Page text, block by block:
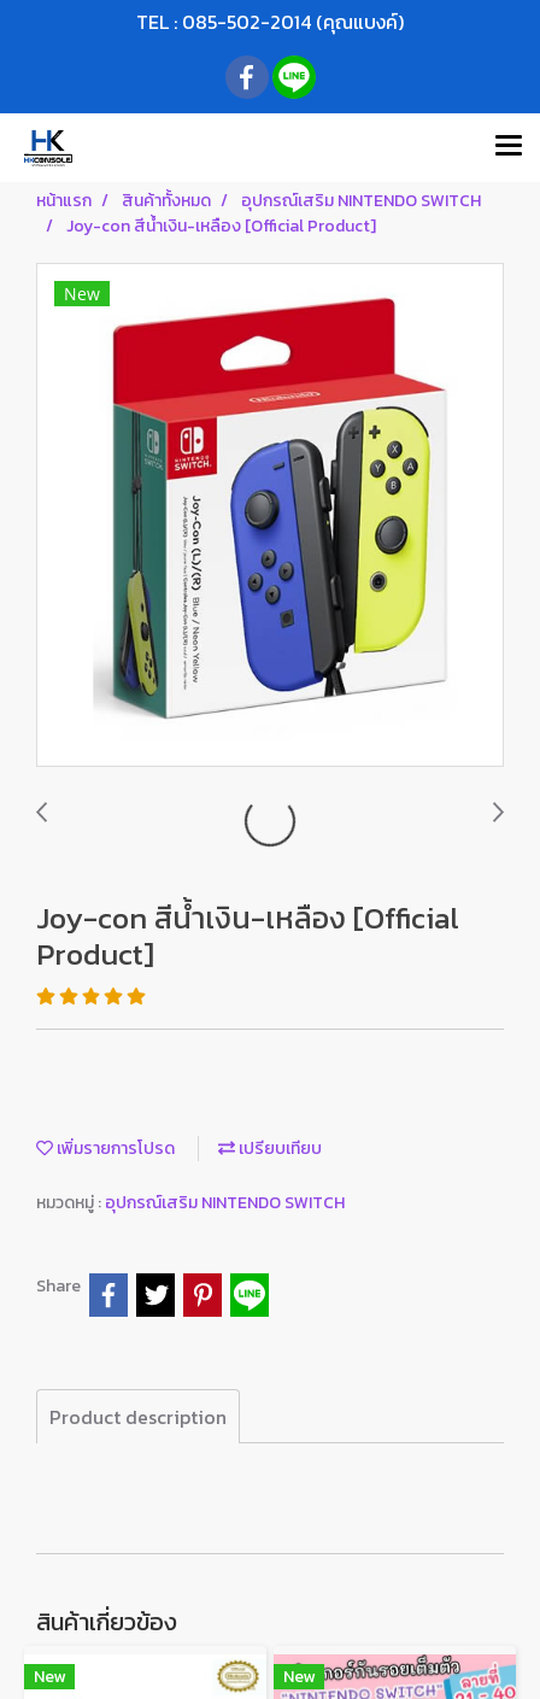
TEL : 085-502-2014 (คุณแบงค์)
หน้าแรก สินค้าทั้งหมด
อุปกรณ์เสริม NINTENDO SWITCH
Joy-con สีน้ำเงิน-เหลือง [Official Product]
New
Joy-con สีน้ำเงิน-เหลือง [Official
Product]
เพิ่มรายการโปรด เปรียบเทียบ
หมวดหมู่ :อุปกรณ์เสริม NINTENDO SWITCH
Share
Product description
สินค้าเกี่ยวข้อง
New New